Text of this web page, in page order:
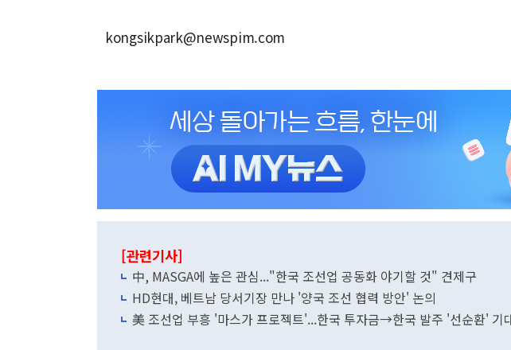
kongsikpark@newspim.com
[관련기사]
中, MASGA에 높은 관심..."한국 조선업 공동화 야기할 것" 견제구
HD현대, 베트남 당서기장 만나 '양국 조선 협력 방안' 논의
美 조선업 부흥 '마스가 프로젝트'...한국 투자금→한국 발주 '선순환' 기